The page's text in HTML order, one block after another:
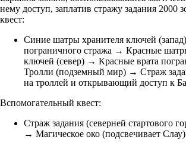
нему доступ, заплатив стражу задания 2000
квест:
Синие шатры хранителя ключей
пограничного стража → Красные
ключей (север) → Красные врата
Тролли (подземный мир) → Страж
на троллей и открывающий доступ к
Вспомогательный квест:
Страж задания (северней стартового
→ Магическое око (подсвечивает